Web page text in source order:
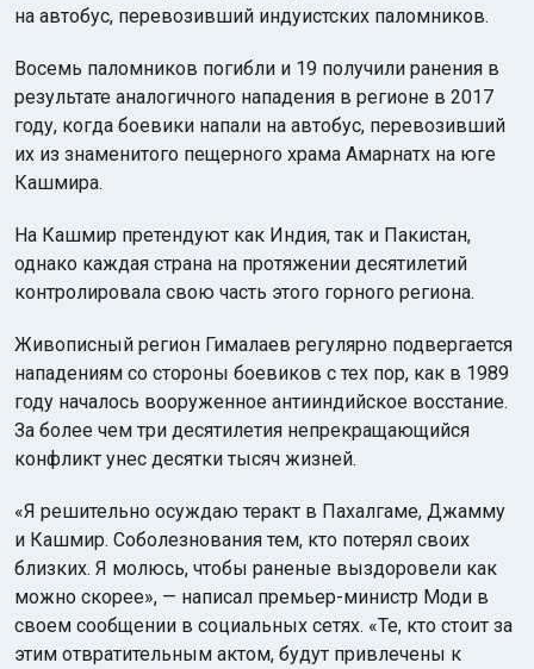
на автобус, перевозивший индуистских паломников.
Восемь паломников погибли и 19 получили ранения в
результате аналогичного нападения в регионе в 2017
году, когда боевики напали на автобус, перевозивший
их из знаменитого пещерного храма Амарнатх на юге
Кашмира.
На Кашмир претендуют как Индия, так и Пакистан,
однако каждая страна на протяжении десятилетий
контролировала свою часть этого горного региона.
Живописный регион Гималаев регулярно подвергается
нападениям со стороны боевиков с тех пор, как в 1989
году началось вооруженное антииндийское восстание.
За более чем три десятилетия непрекращающийся
конфликт унес десятки тысяч жизней.
«Я решительно осуждаю теракт в Пахалгаме, Джамму
и Кашмир. Соболезнования тем, кто потерял своих
близких. Я молюсь, чтобы раненые выздоровели как
можно скорее», — написал премьер-министр Моди в
своем сообщении в социальных сетях. «Те, кто стоит за
этим отвратительным актом, будут привлечены к